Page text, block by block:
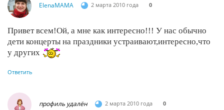
ElenaMAMA 2 марта 2010 года 0
Привет всем!Ой, а мне как интересно!!! У нас обычно
дети концерты на праздники устраивают,интересно,что
у других
Ответить
профиль удалён 2 марта 2010 года 0